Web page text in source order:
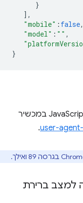
}
],
"mobile" : false,
"model" : "" ,
}
אפשר לנסות את הכותרות ואת JavaScript API במכשיר
user-
.
למצב ברירת